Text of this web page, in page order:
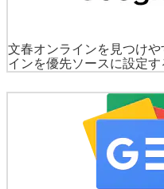
文春オンラインを見つけや
インを優先ソースに設定す